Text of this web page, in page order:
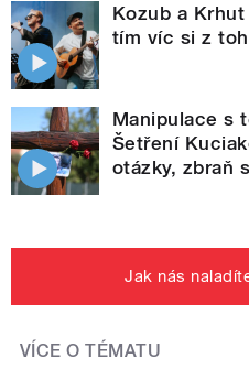
Kozub a
tím víc si z
Manipulace s
Šetření
otázky, zbraň
Jak nás
VÍCE O TÉMATU